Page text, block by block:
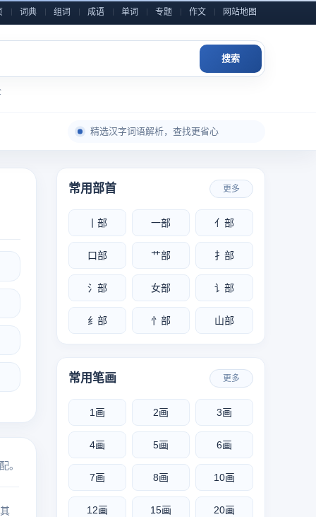
词典 组词 成语 单词 专题 作文 网站地图
搜索
精选汉字词语解析，查找更省心
小学到高中语文内容，分类检索更高效
作文金句和素材灵感，积累写作不发愁
每日积累一点，表达自然更从容
。
常用部首 更多
丨部 一部 亻部
口部 艹部 扌部
氵部 女部 讠部
纟部 忄部 山部
常用笔画 更多
1画 2画 3画
4画 5画 6画
7画 8画 10画
12画 15画 20画